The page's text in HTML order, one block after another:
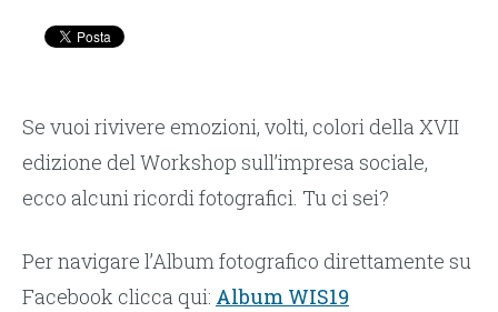
Se vuoi rivivere emozioni, volti, colori della XVII
edizione del Workshop sull’impresa sociale,
ecco alcuni ricordi fotografici. Tu ci sei?
Per navigare l’Album fotografico direttamente su
Facebook clicca qui: Album WIS19